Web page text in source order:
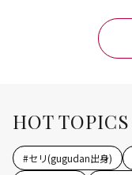
HOT TOPICS
#セリ(gugudan出身)